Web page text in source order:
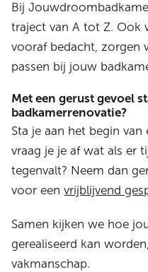
Bij
traject van A tot Z. Ook
vooraf bedacht, zorgen
passen bij jouw
Met een gerust gevoel
badkamerrenovatie?
Sta je aan het begin
vraag je je af wat als er
tegenvalt? Neem dan
voor eenvrijblijvend
Samen kijken we hoe
gerealiseerd kan
vakmanschap.